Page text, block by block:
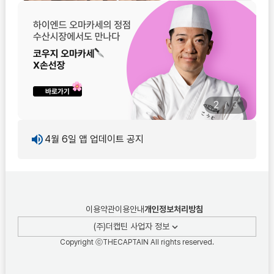
2 / 3
4월 6일 앱 업데이트 공지
이용약관이용안내개인정보처리방침
(주)더캡틴 사업자 정보
Copyright ⓒTHECAPTAIN All rights reserved.